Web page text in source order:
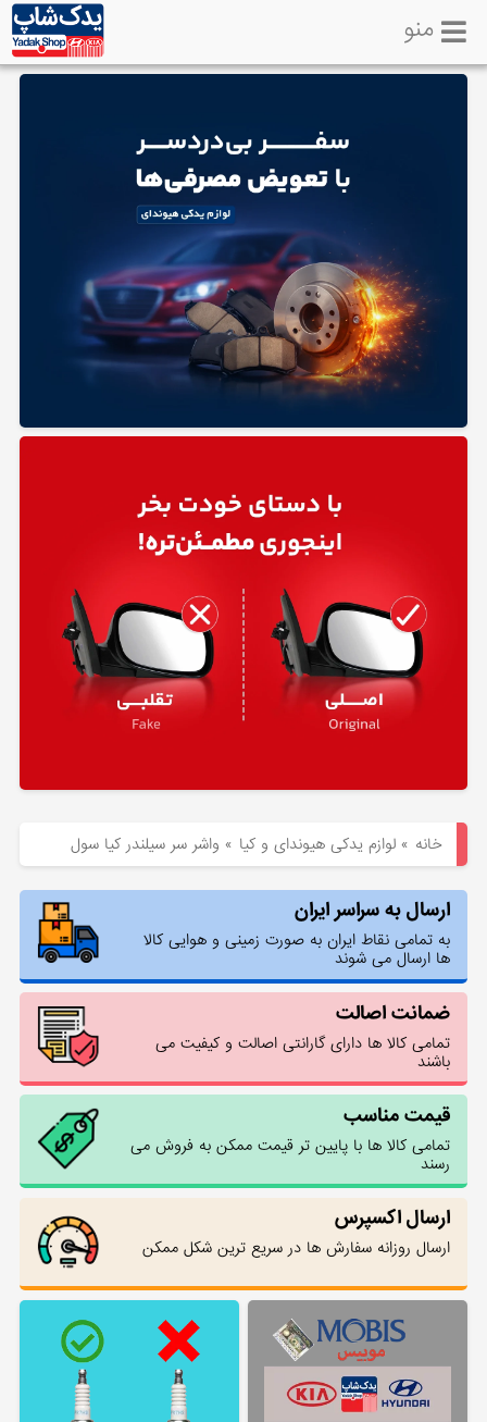
لوازم
منو
خانه »لوازم یدکی هیوندای و کیا » واشر سر سیلندر کیا سول
ارسال به سراسر ایران
به تمامی نقاط ایران به صورت زمینی و هوایی کالا
ها ارسال می شوند
ضمانت اصالت
تمامی کالا ها دارای گارانتی اصالت و کیفیت می
باشند
قیمت مناسب
تمامی کالا ها با پایین تر قیمت ممکن به فروش می
رسند
ارسال اکسپرس
ارسال روزانه سفارش ها در سریع ترین شکل ممکن